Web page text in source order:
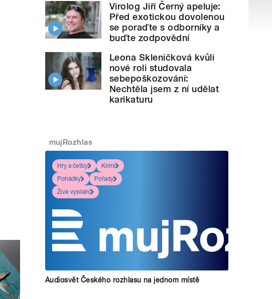
Virolog Jiří Černý apeluje:
Před exotickou dovolenou
se poraďte s odborníky a
buďte zodpovědní
Leona Skleničková kvůli
nové roli studovala
sebepoškozování:
Nechtěla jsem z ní udělat
karikaturu
mujRozhlas
Hry a četby
Krimi
Pohádky
Pořady
Živé vysílání
Audiosvět Českého rozhlasu na jednom místě